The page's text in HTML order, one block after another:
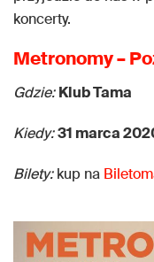
koncerty.
Metronomy –
Gdzie: Klub Tama
Kiedy:31 marca
Bilety: kup na